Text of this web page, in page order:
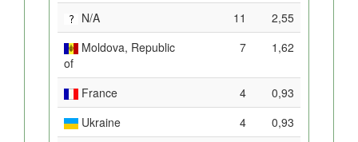
N/A
11
2,55
Moldova, Republic
of
7 1,62
France 4
0,93
Ukraine
4
0,93